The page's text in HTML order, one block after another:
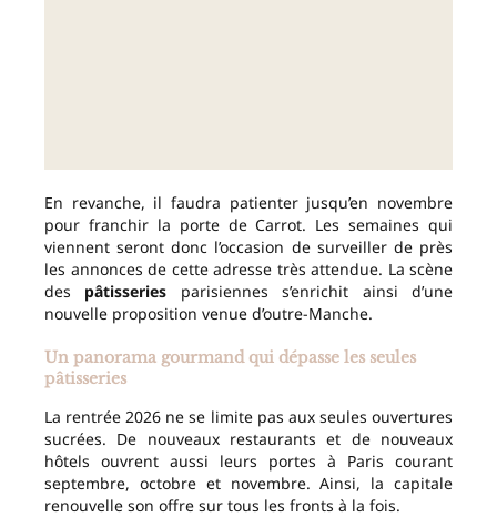
En revanche, il faudra patienter jusqu’en novembre
pour franchir la porte de Carrot. Les semaines qui
viennent seront donc l’occasion de surveiller de près
les annonces de cette adresse très attendue. La scène
des pâtisseries parisiennes s’enrichit ainsi d’une
nouvelle proposition venue d’outre-Manche.
Un panorama gourmand qui dépasse les seules
pâtisseries
La rentrée 2026 ne se limite pas aux seules ouvertures
sucrées. De nouveaux restaurants et de nouveaux
hôtels ouvrent aussi leurs portes à Paris courant
septembre, octobre et novembre. Ainsi, la capitale
renouvelle son offre sur tous les fronts à la fois.